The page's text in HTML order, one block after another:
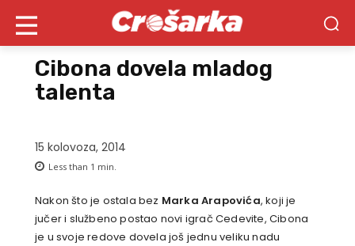
Cibona dovela mladog
talenta
15 kolovoza, 2014
Less than 1 min.
Nakon što je ostala bez Marka Arapovića, koji je
jučer i službeno postao novi igrač Cedevite, Cibona
je u svoje redove dovela još jednu veliku nadu